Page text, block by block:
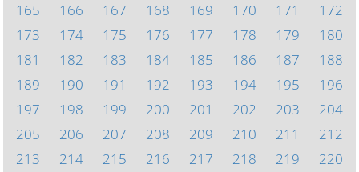
165
166 167 168 169 170 171
172
173
174 175 176 177 178 179
180
181
182 183 184 185 186 187
188
189
190 191 192 193 194 195
196
197
198 199 200 201 202 203
204
205
206 207 208 209 210 211
212
213
214 215 216 217 218 219
220